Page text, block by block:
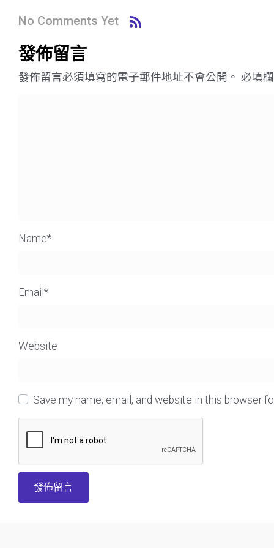
No Comments Yet
發佈留言
發佈留言必須填寫的電子郵件地址不會公開。 必填
Name*
Email *
Website
Save my name, email, and website in this browser